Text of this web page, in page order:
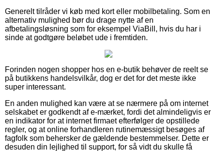
Generelt tilråder vi køb med kort eller mobilbetaling. Som en
alternativ mulighed bør du drage nytte af en
afbetalingsløsning som for eksempel ViaBill, hvis du har i
sinde at godtgøre beløbet ude i fremtiden.
Forinden nogen shopper hos en e-butik behøver de reelt se
på butikkens handelsvilkår, dog er det for det meste ikke
super interessant.
En anden mulighed kan være at se nærmere på om internet
selskabet er godkendt af e-mærket, fordi det almindeligvis er
en indikator for at internet firmaet efterfølger de opstillede
regler, og at online forhandleren rutinemæssigt besøges af
fagfolk som behersker de gældende bestemmelser. Dette er
desuden din lejlighed til support, for så vidt du skulle få